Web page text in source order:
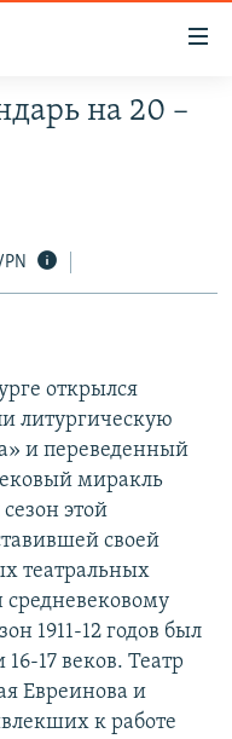
на 20 –
открылся
литургическую
и переведенный
миракль
этой
своей
театральных
1911-12 годов был
17 веков. Театр
Евреинова и
к работе